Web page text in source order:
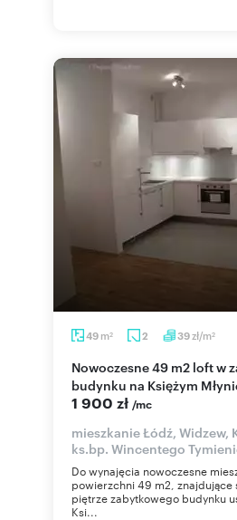
49 m2 2 39zł/m2
Nowoczesne 49 m2 loft w zabytkowym
budynku na Księżym
1 900 zł /mc
mieszkanie Łódź, Widzew,
ks.bp. Wincentego
Do wynajęcia nowoczesne
powierzchni 49 m2, znajdujące
piętrze zabytkowego budynku
Ksi...